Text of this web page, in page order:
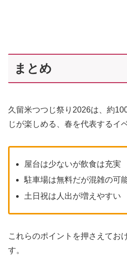
まとめ
久留米つつじ祭り2026は、約
じが楽しめる、春を代表するイ
屋台は少ないが飲食は充実
駐車場は無料だが混雑の可
土日祝は人出が増えやすい
これらのポイントを押さえてお
す。